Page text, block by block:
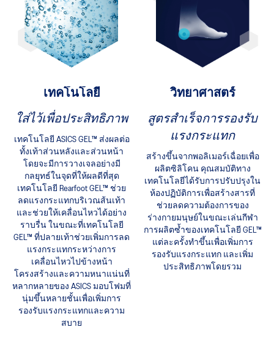
เทคโนโลยี
ใส่ไว้เพื่อประสิทธิภาพ
เทคโนโลยี ASICS GEL™ ส่งผลต่อ
ทั้งเท้าส่วนหลังและส่วนหน้า
โดยจะมีการวางเจลอย่างมี
กลยุทธ์ในจุดที่ให้ผลดีที่สุด
เทคโนโลยี Rearfoot GEL™ ช่วย
ลดแรงกระแทกบริเวณส้นเท้า
และช่วยให้เคลื่อนไหวได้อย่าง
ราบรื่น ในขณะที่เทคโนโลยี
GEL™ ที่ปลายเท้าช่วยเพิ่มการลด
แรงกระแทกระหว่างการ
เคลื่อนไหวไปข้างหน้า
โครงสร้างและความหนาแน่นที่
หลากหลายของ ASICS มอบโฟมที่
นุ่มขึ้นหลายชั้นเพื่อเพิ่มการ
รองรับแรงกระแทกและความ
สบาย
วิทยาศาสตร์
สูตรสำเร็จการรองรับ
แรงกระแทก
สร้างขึ้นจากพอลิเมอร์เฉื่อยเพื่อ
ผลิตซิลิโคน คุณสมบัติทาง
เทคโนโลยีได้รับการปรับปรุงใน
ห้องปฏิบัติการเพื่อสร้างสารที่
ช่วยลดความต้องการของ
ร่างกายมนุษย์ในขณะเล่นกีฬา
การผลิตซ้ำของเทคโนโลยี GEL™
แต่ละครั้งทำขึ้นเพื่อเพิ่มการ
รองรับแรงกระแทก และเพิ่ม
ประสิทธิภาพโดยรวม